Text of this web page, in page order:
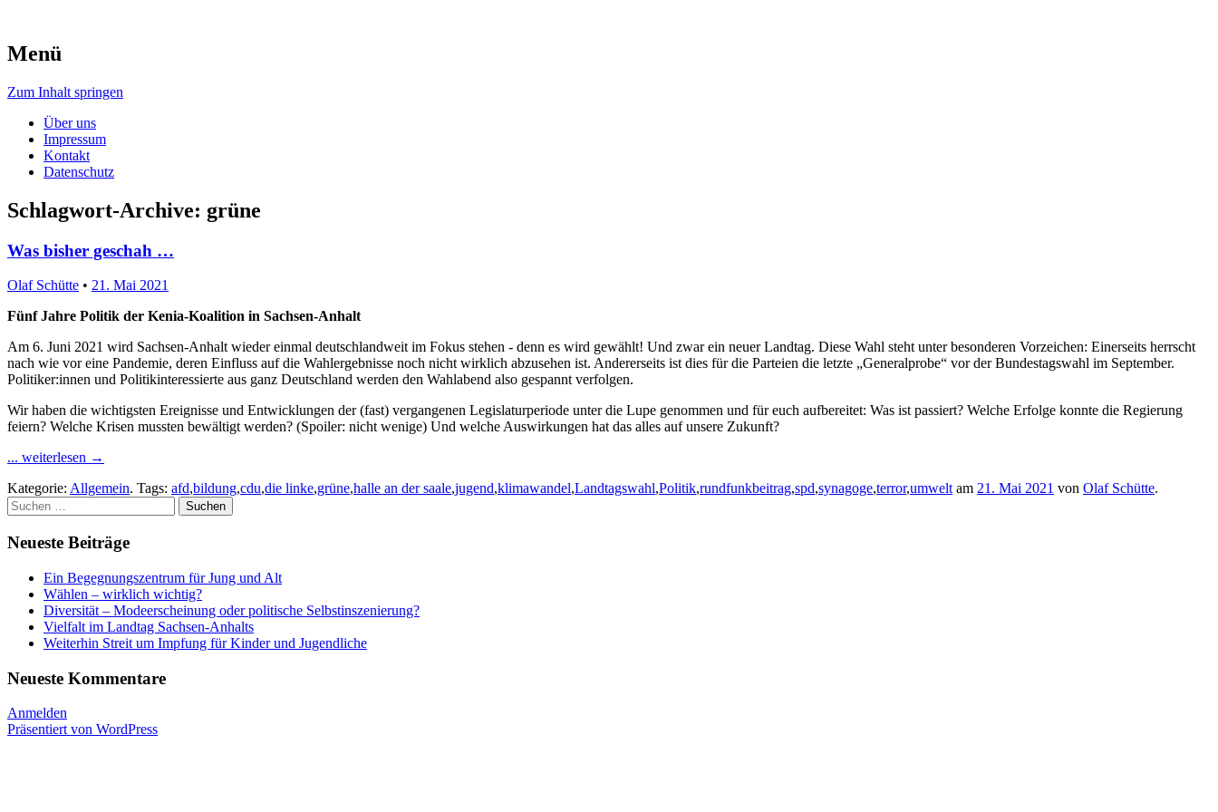
Menü
Zum Inhalt springen
Über uns
Impressum
Kontakt
Datenschutz
Schlagwort-Archive: grüne
Was bisher geschah …
Olaf Schütte • 21. Mai 2021
Fünf Jahre Politik der Kenia-Koalition in Sachsen-Anhalt
Am 6. Juni 2021 wird Sachsen-Anhalt wieder einmal deutschlandweit im Fokus stehen - denn es wird gewählt! Und zwar ein neuer Landtag. Diese Wahl steht unter besonderen Vorzeichen: Einerseits herrscht
nach wie vor eine Pandemie, deren Einfluss auf die Wahlergebnisse noch nicht wirklich abzusehen ist. Andererseits ist dies für die Parteien die letzte „Generalprobe“ vor der Bundestagswahl im September.
Politiker:innen und Politikinteressierte aus ganz Deutschland werden den Wahlabend also gespannt verfolgen.
Wir haben die wichtigsten Ereignisse und Entwicklungen der (fast) vergangenen Legislaturperiode unter die Lupe genommen und für euch aufbereitet: Was ist passiert? Welche Erfolge konnte die Regierung
feiern? Welche Krisen mussten bewältigt werden? (Spoiler: nicht wenige) Und welche Auswirkungen hat das alles auf unsere Zukunft?
... weiterlesen →
Kategorie: Allgemein. Tags: afd,bildung,cdu,die linke,grüne,halle an der saale,jugend,klimawandel,Landtagswahl,Politik,rundfunkbeitrag,spd,synagoge,terror,umwelt am 21. Mai 2021 von Olaf Schütte.
Suchen
nach:
Neueste Beiträge
Ein Begegnungszentrum für Jung und Alt
Wählen – wirklich wichtig?
Diversität – Modeerscheinung oder politische Selbstinszenierung?
Vielfalt im Landtag Sachsen-Anhalts
Weiterhin Streit um Impfung für Kinder und Jugendliche
Neueste Kommentare
Anmelden
Präsentiert von WordPress